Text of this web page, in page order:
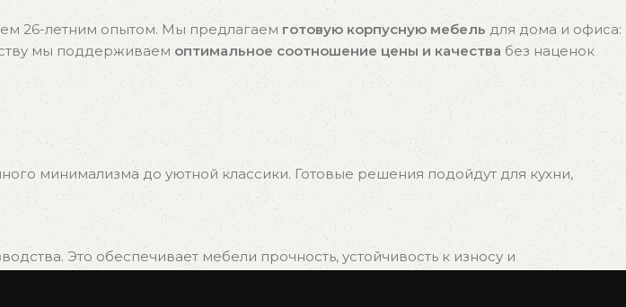
26-летним опытом. Мы предлагаемготовую корпусную мебельдля дома и офиса:
мы поддерживаемоптимальное соотношение цены и качествабез наценок
минимализма до уютной классики. Готовые решения подойдут для кухни,
Это обеспечивает мебели прочность, устойчивость к износу и